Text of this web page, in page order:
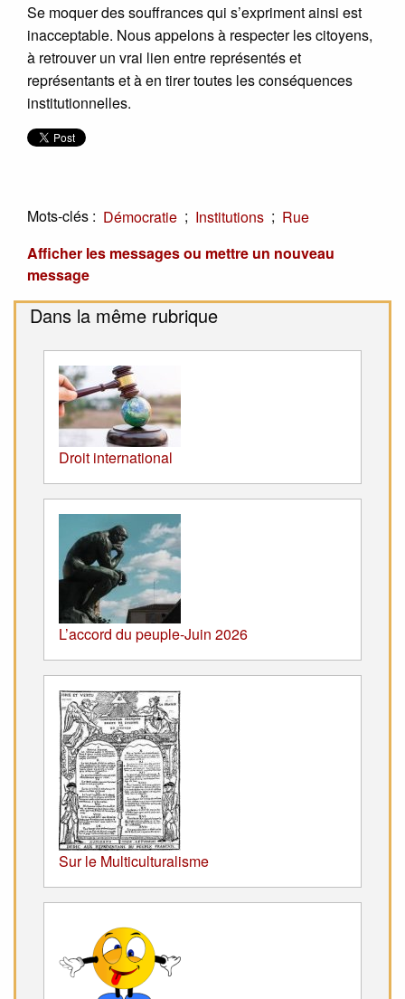
Se moquer des souffrances qui s’expriment ainsi est
inacceptable. Nous appelons à respecter les citoyens,
à retrouver un vrai lien entre représentés et
représentants et à en tirer toutes les conséquences
institutionnelles.
Mots-clés : Démocratie ; Institutions ; Rue
Afficher les messages ou mettre un nouveau
message
Dans la même rubrique
Droit international
L’accord du peuple-Juin 2026
Sur le Multiculturalisme